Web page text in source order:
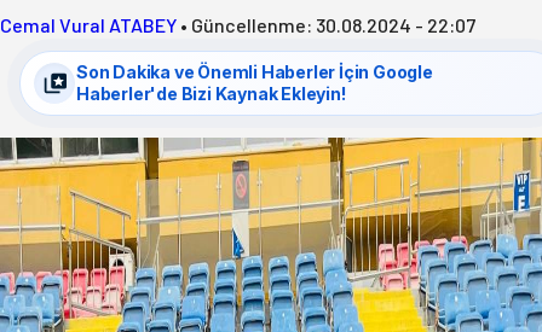
Cemal Vural ATABEY • Güncellenme: 30.08.2024 - 22:07
Son Dakika ve Önemli Haberler İçin Google
Haberler'de Bizi Kaynak Ekleyin!